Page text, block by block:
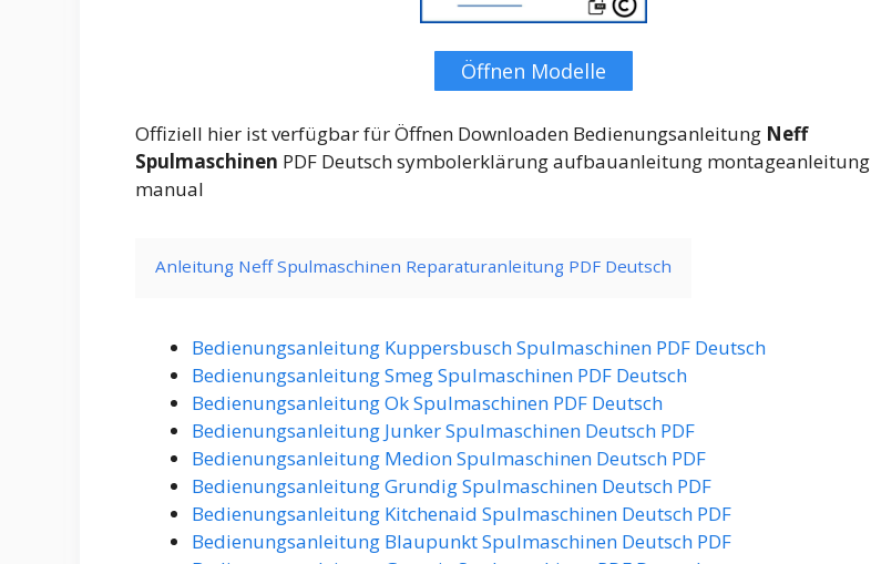
Öffnen Modelle
Offiziell hier ist verfügbar für Öffnen Downloaden Bedienungsanleitung Neff
Spulmaschinen PDF Deutsch symbolerklärung aufbauanleitung montageanleitung
manual
Anleitung Neff Spulmaschinen Reparaturanleitung PDF Deutsch
Bedienungsanleitung Kuppersbusch Spulmaschinen PDF Deutsch
Bedienungsanleitung Smeg Spulmaschinen PDF Deutsch
Bedienungsanleitung Ok Spulmaschinen PDF Deutsch
Bedienungsanleitung Junker Spulmaschinen Deutsch PDF
Bedienungsanleitung Medion Spulmaschinen Deutsch PDF
Bedienungsanleitung Grundig Spulmaschinen Deutsch PDF
Bedienungsanleitung Kitchenaid Spulmaschinen Deutsch PDF
Bedienungsanleitung Blaupunkt Spulmaschinen Deutsch PDF